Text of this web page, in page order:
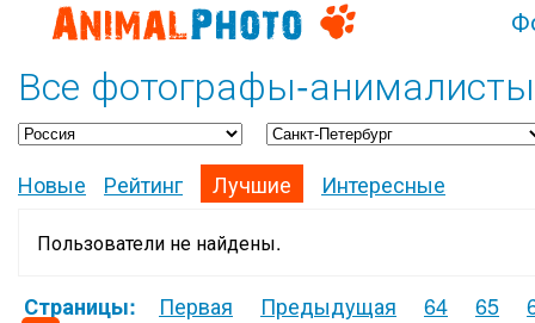
Все фотографы-
Новые Рейтинг Лучшие Интересные
Пользователи не найдены.
Страницы: Первая Предыдущая 64 65